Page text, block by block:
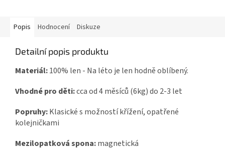
Popis Hodnocení Diskuze
Detailní popis produktu
Materiál:100% len - Na léto je len hodně oblíbený.
Vhodné pro děti:cca od 4 měsíců (6kg) do 2-3 let
Popruhy:Klasické s možností křížení, opatřené
kolejničkami
Mezilopatková spona:magnetická